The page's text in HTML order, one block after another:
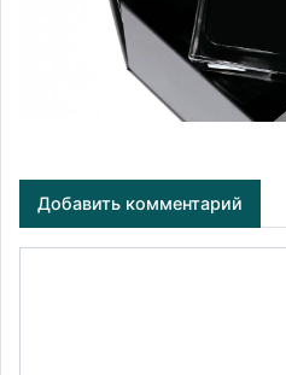
Добавить комментарий